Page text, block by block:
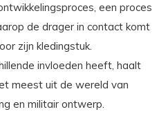
een proces
de drager in contact komt
zijn kledingstuk.
invloeden heeft, haalt
meest uit de wereld van
en militair ontwerp.